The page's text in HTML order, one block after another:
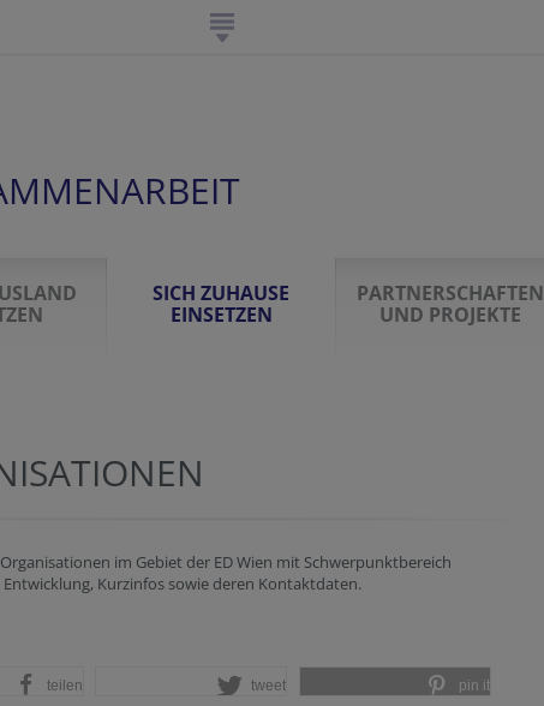
SICH ZUHAUSE
EINSETZEN
PARTNERSCHAFTEN
UND PROJEKTE
im Gebiet der ED Wien mit Schwerpunktbereich
Kurzinfos sowie deren Kontaktdaten.
teilen tweet pin it